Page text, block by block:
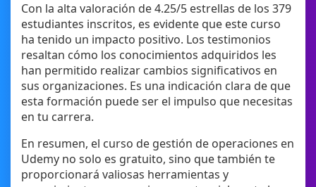
Con la alta valoración de 4.25/5 estrellas de los 379
estudiantes inscritos, es evidente que este curso
ha tenido un impacto positivo. Los testimonios
resaltan cómo los conocimientos adquiridos les
han permitido realizar cambios significativos en
sus organizaciones. Es una indicación clara de que
esta formación puede ser el impulso que necesitas
en tu carrera.
En resumen, el curso de gestión de operaciones en
Udemy no solo es gratuito, sino que también te
proporcionará valiosas herramientas y